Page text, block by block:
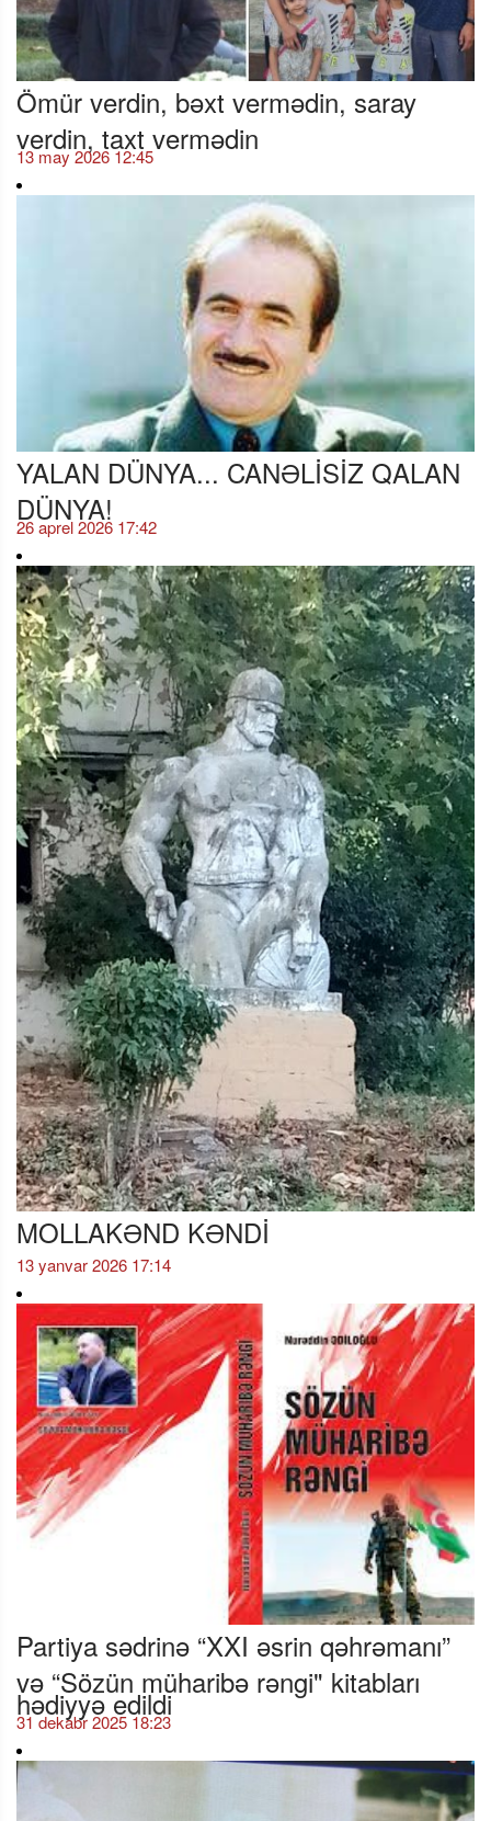
Ömür verdin, bəxt vermədin, saray
verdin, taxt vermədin
13 may 2026 12:45
YALAN DÜNYA... CANƏLİSİZ QALAN
DÜNYA!
26 aprel 2026 17:42
MOLLAKƏND KƏNDİ
13 yanvar 2026 17:14
Partiya sədrinə “XXI əsrin qəhrəmanı”
və “Sözün müharibə rəngi" kitabları
hədiyyə edildi
31 dekabr 2025 18:23